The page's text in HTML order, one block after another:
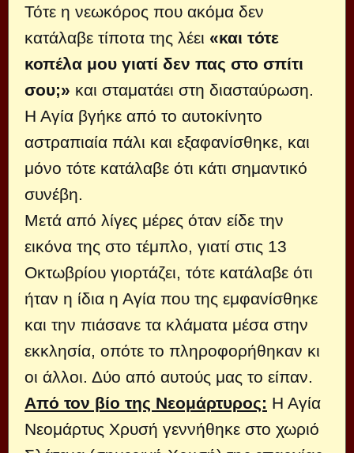
Τότε η νεωκόρος που ακόμα δεν
κατάλαβε τίποτα της λέει «και τότε
κοπέλα μου γιατί δεν πας στο σπίτι
σου;» και σταματάει στη διασταύρωση.
Η Αγία βγήκε από το αυτοκίνητο
αστραπιαία πάλι και εξαφανίσθηκε, και
μόνο τότε κατάλαβε ότι κάτι σημαντικό
συνέβη.
Μετά από λίγες μέρες όταν είδε την
εικόνα της στο τέμπλο, γιατί στις 13
Οκτωβρίου γιορτάζει, τότε κατάλαβε ότι
ήταν η ίδια η Αγία που της εμφανίσθηκε
και την πιάσανε τα κλάματα μέσα στην
εκκλησία, οπότε το πληροφορήθηκαν κι
οι άλλοι. Δύο από αυτούς μας το είπαν.
Από τον βίο της Νεομάρτυρος: Η Αγία
Νεομάρτυς Χρυσή γεννήθηκε στο χωριό